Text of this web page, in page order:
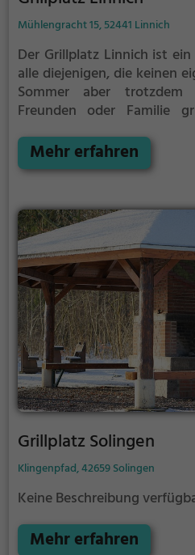
Mühlengracht 15, 52441 Linnich
Der Grillplatz Linnich ist
alle diejenigen, die keinen
Sommer aber
Freunden oder Familie
Grillplatzes: keine
ruhig auch mal bis spät
den meisten Fällen
niemanden stören.
Mehr erfahren
Grillplatz Solingen
Klingenpfad, 42659 Solingen
Keine Beschreibung
Mehr erfahren